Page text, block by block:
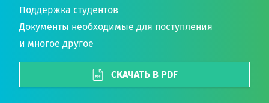
Поддержка студентов
Документы необходимые для поступления
и многое другое
СКАЧАТЬ В PDF